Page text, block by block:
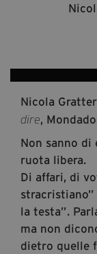
Il Diritto di
Contatti
+39 346 954
Nicola
dire,
Non sanno di
ruota libera.
Di affari, di
stracristiano”
la testa”.
ma non
dietro quelle